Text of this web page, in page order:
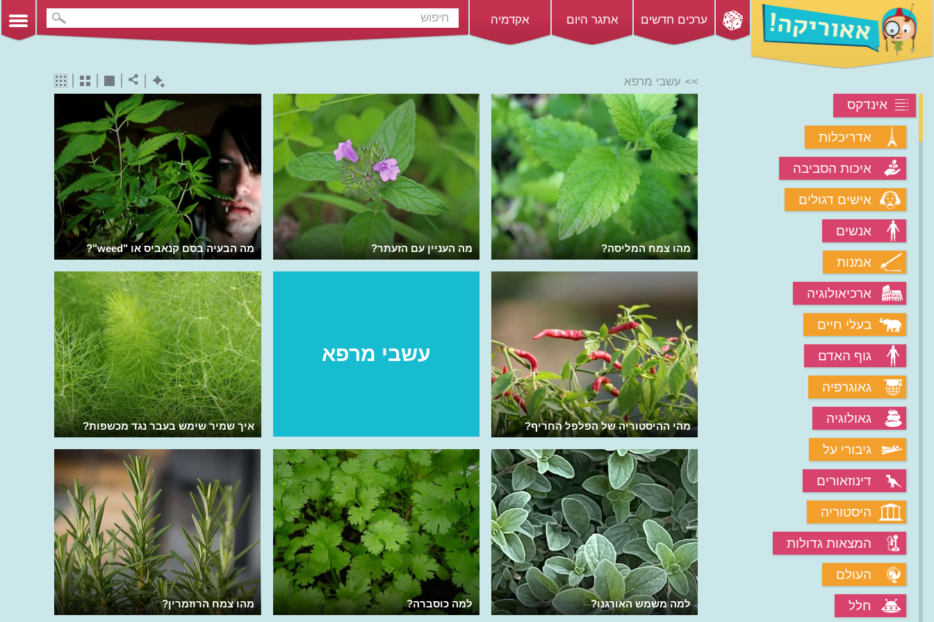
ערכים חדשים אתגר היום אקדמיה
אינדקס
אדריכלות
איכות הסביבה
אישים דגולים
אנשים
אמנות
ארכיאולוגיה
בעלי חיים
גוף האדם
גאוגרפיה
גאולוגיה
גיבורי על
דינוזאורים
היסטוריה
המצאות גדולות
העולם
חלל
>> עשבי מרפא
מה הבעיה בסם קנאביס או "weed"? מה העניין עם הזעתר? מהו צמח המליסה?
איך שמיר שימש בעבר נגד מכשפות?
עשבי מרפא
מהי ההיסטוריה של הפלפל החריף?
מהו צמח הרוזמרין? למה כוסברה? למה משמש האורגנו?
מה סוד טעם הבצל של העירית?
מה ההיסטוריה של הבצל?
מהי זוטה לבנה?